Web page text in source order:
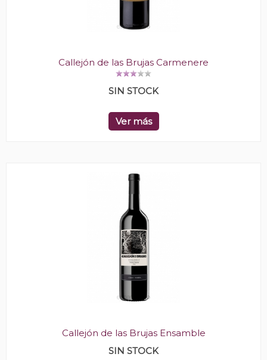
Callejón de las Brujas Carmenere
SIN STOCK
Ver más
Callejón de las Brujas Ensamble
SIN STOCK